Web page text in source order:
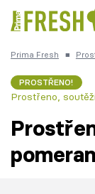
Česká kuchyně
Prima Fresh ■
PROSTŘENO!
Prostřeno,